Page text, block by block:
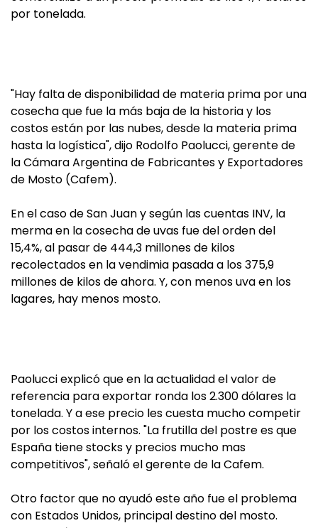
por tonelada.
"Hay falta de disponibilidad de materia prima por una
cosecha que fue la más baja de la historia y los
costos están por las nubes, desde la materia prima
hasta la logística", dijo Rodolfo Paolucci, gerente de
la Cámara Argentina de Fabricantes y Exportadores
de Mosto (Cafem).
En el caso de San Juan y según las cuentas INV, la
merma en la cosecha de uvas fue del orden del
15,4%, al pasar de 444,3 millones de kilos
recolectados en la vendimia pasada a los 375,9
millones de kilos de ahora. Y, con menos uva en los
lagares, hay menos mosto.
Paolucci explicó que en la actualidad el valor de
referencia para exportar ronda los 2.300 dólares la
tonelada. Y a ese precio les cuesta mucho competir
por los costos internos. "La frutilla del postre es que
España tiene stocks y precios mucho mas
competitivos", señaló el gerente de la Cafem.
Otro factor que no ayudó este año fue el problema
con Estados Unidos, principal destino del mosto.